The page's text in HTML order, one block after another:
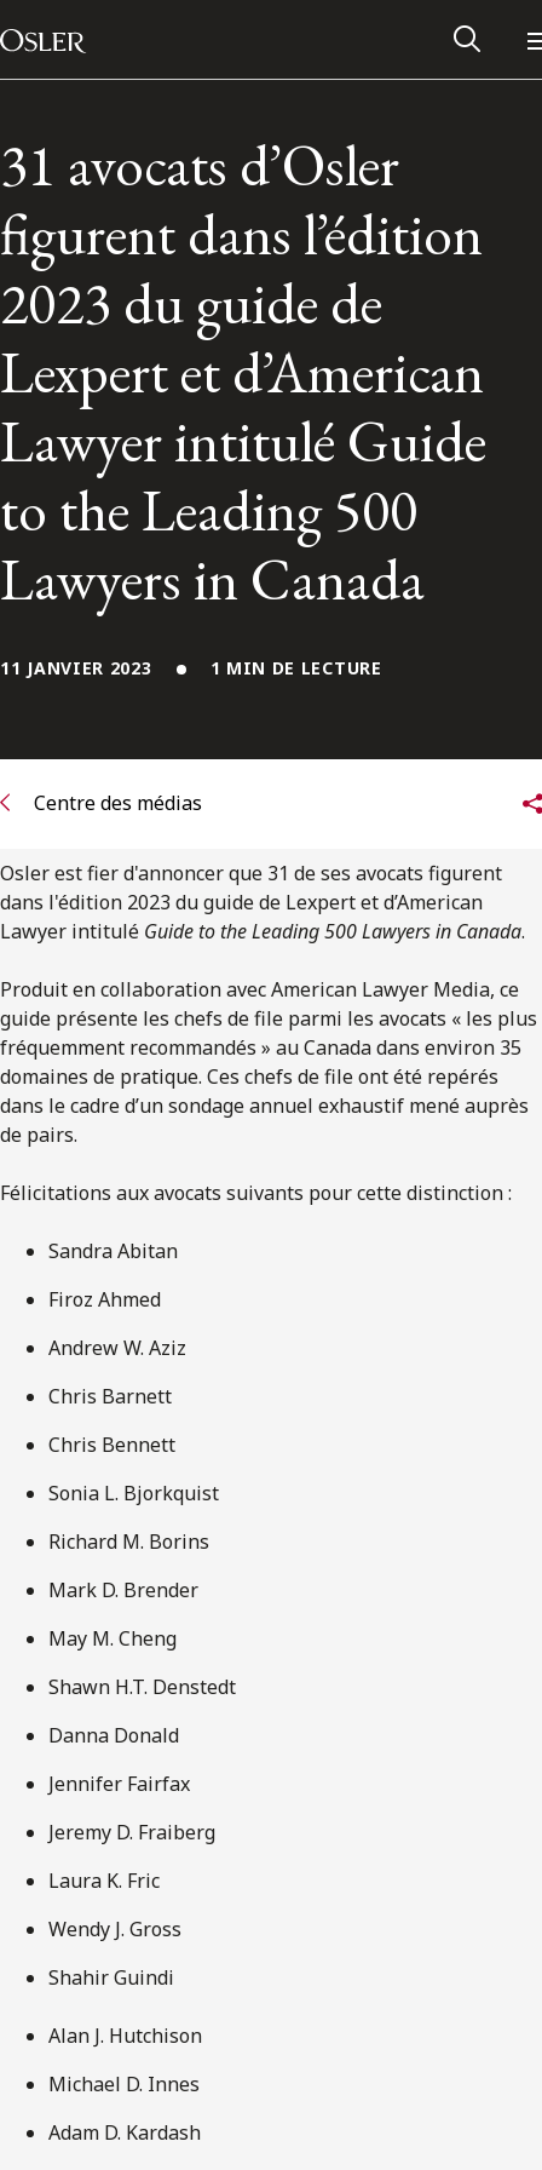
Passer au contenu
Main Navigation
Réseau des anciens d’Osler
Contactez-nous
31 avocats d’Osler
figurent dans l’édition
2023 du guide de
Lexpert et d’American
Lawyer intitulé Guide
to the Leading 500
Lawyers in Canada
11 JANVIER 2023 1 MIN DE LECTURE
Centre des médias
Osler est fier d'annoncer que 31 de ses avocats figurent
dans l'édition 2023 du guide de Lexpert et d’American
Lawyer intitulé Guide to the Leading 500 Lawyers in Canada.
Produit en collaboration avec American Lawyer Media, ce
guide présente les chefs de file parmi les avocats « les plus
fréquemment recommandés » au Canada dans environ 35
domaines de pratique. Ces chefs de file ont été repérés
dans le cadre d’un sondage annuel exhaustif mené auprès
de pairs.
Félicitations aux avocats suivants pour cette distinction :
Sandra Abitan
Firoz Ahmed
Andrew W. Aziz
Chris Barnett
Chris Bennett
Sonia L. Bjorkquist
Richard M. Borins
Mark D. Brender
May M. Cheng
Shawn H.T. Denstedt
Danna Donald
Jennifer Fairfax
Jeremy D. Fraiberg
Laura K. Fric
Wendy J. Gross
Shahir Guindi
Alan J. Hutchison
Michael D. Innes
Adam D. Kardash